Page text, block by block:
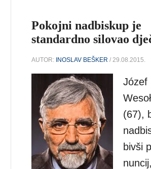
Pokojni nadbiskup je
standardno silovao
AUTOR: INOSLAV BEŠKER / 29.08.2015.
Józef
(67),
bivši